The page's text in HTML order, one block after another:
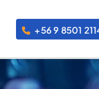
+56 9 8501